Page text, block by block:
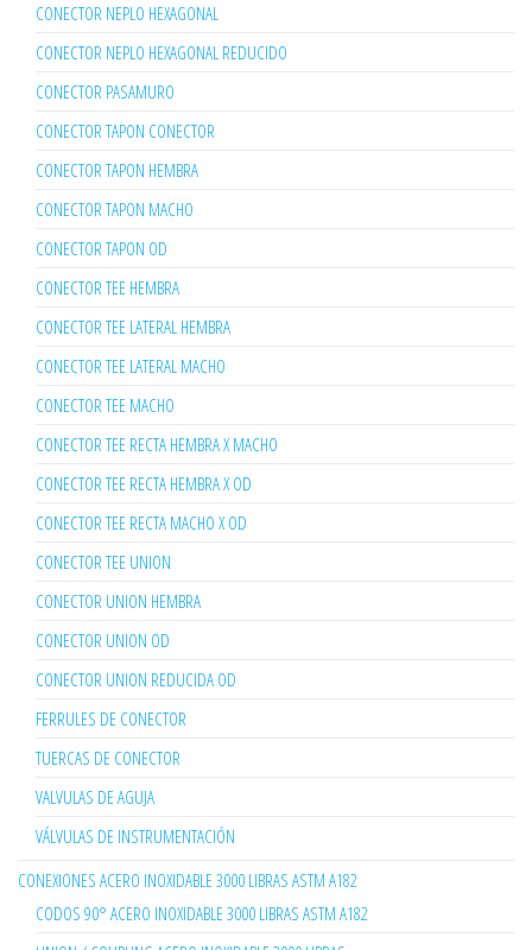
CONECTOR NEPLO HEXAGONAL
CONECTOR NEPLO HEXAGONAL REDUCIDO
CONECTOR PASAMURO
CONECTOR TAPON CONECTOR
CONECTOR TAPON HEMBRA
CONECTOR TAPON MACHO
CONECTOR TAPON OD
CONECTOR TEE HEMBRA
CONECTOR TEE LATERAL HEMBRA
CONECTOR TEE LATERAL MACHO
CONECTOR TEE MACHO
CONECTOR TEE RECTA HEMBRA X MACHO
CONECTOR TEE RECTA HEMBRA X OD
CONECTOR TEE RECTA MACHO X OD
CONECTOR TEE UNION
CONECTOR UNION HEMBRA
CONECTOR UNION OD
CONECTOR UNION REDUCIDA OD
FERRULES DE CONECTOR
TUERCAS DE CONECTOR
VALVULAS DE AGUJA
VÁLVULAS DE INSTRUMENTACIÓN
CONEXIONES ACERO INOXIDABLE 3000 LIBRAS ASTM A182
CODOS 90° ACERO INOXIDABLE 3000 LIBRAS ASTM A182